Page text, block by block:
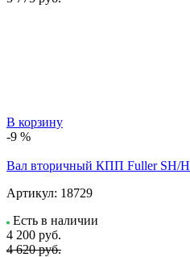
В корзину
-9 %
Вал вторичный КПП Fuller SH/
Артикул: 18729
Есть в наличии
4 200 руб.
4 620 руб.